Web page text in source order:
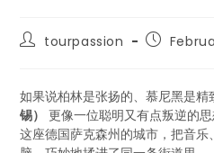
tourpassion
如果说柏林是张扬的、慕尼黑是精
锡） 更像一位聪明又有点叛逆的思
这座德国萨克森州的城市，把音